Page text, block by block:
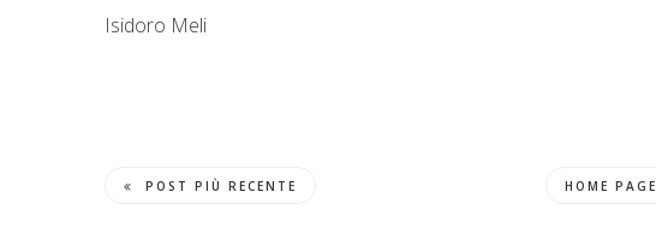
Isidoro Meli
POST PIÙ RECENTE HOME PAGE